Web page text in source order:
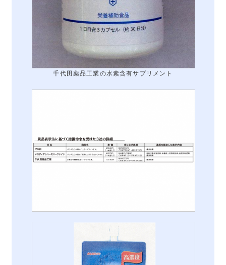
千代田薬品工業の水素含有サプリメント